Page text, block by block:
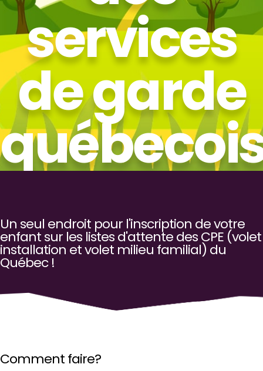
services
de garde
Un seul endroit pour l'inscription de votre
enfant sur les listes d'attente des CPE (volet
installation et volet milieu familial) du
Québec !
Comment faire?